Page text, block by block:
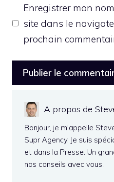
Enregistrer mon
site dans le
prochain
A propos de
Bonjour, je m'appelle
Supr Agency. Je suis
et dans la Presse. Un
nos conseils avec vous.